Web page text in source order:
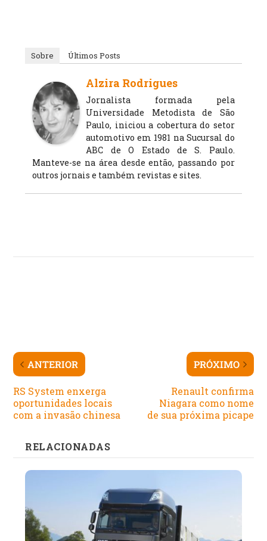
Sobre Últimos Posts
Alzira Rodrigues
Jornalista formada pela
Universidade Metodista de São
Paulo, iniciou a cobertura do setor
automotivo em 1981 na Sucursal do
ABC de O Estado de S. Paulo.
Manteve-se na área desde então, passando por
outros jornais e também revistas e sites.
ANTERIOR
RS System enxerga
oportunidades locais
com a invasão chinesa
PRÓXIMO
Renault confirma
Niagara como nome
de sua próxima picape
RELACIONADAS